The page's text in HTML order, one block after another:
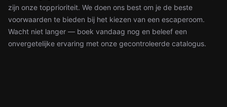
zijn onze topprioriteit. We doen ons best om je de beste
voorwaarden te bieden bij het kiezen van een escaperoom.
Wacht niet langer — boek vandaag nog en beleef een
onvergetelijke ervaring met onze gecontroleerde catalogus.